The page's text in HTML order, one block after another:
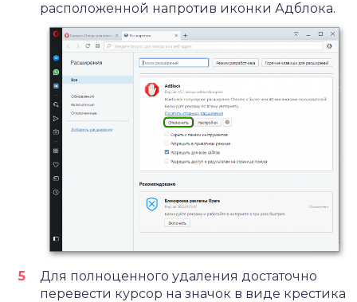
расположенной напротив иконки Адблока.
Для полноценного удаления достаточно
перевести курсор на значок в виде крестика